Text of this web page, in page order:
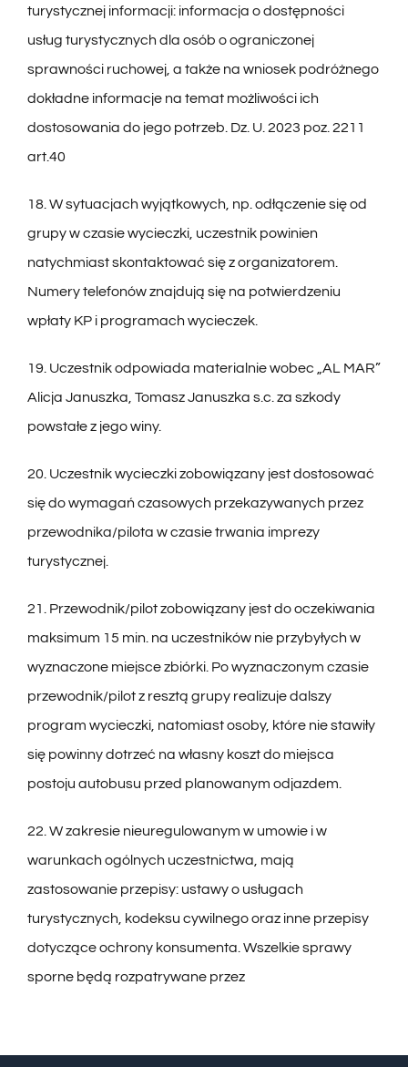
turystycznej informacji: informacja o dostępności
usług turystycznych dla osób o ograniczonej
sprawności ruchowej, a także na wniosek podróżnego
dokładne informacje na temat możliwości ich
dostosowania do jego potrzeb. Dz. U. 2023 poz. 2211
art.40
18. W sytuacjach wyjątkowych, np. odłączenie się od
grupy w czasie wycieczki, uczestnik powinien
natychmiast skontaktować się z organizatorem.
Numery telefonów znajdują się na potwierdzeniu
wpłaty KP i programach wycieczek.
19. Uczestnik odpowiada materialnie wobec „AL MAR”
Alicja Januszka, Tomasz Januszka s.c. za szkody
powstałe z jego winy.
20. Uczestnik wycieczki zobowiązany jest dostosować
się do wymagań czasowych przekazywanych przez
przewodnika/pilota w czasie trwania imprezy
turystycznej.
21. Przewodnik/pilot zobowiązany jest do oczekiwania
maksimum 15 min. na uczestników nie przybyłych w
wyznaczone miejsce zbiórki. Po wyznaczonym czasie
przewodnik/pilot z resztą grupy realizuje dalszy
program wycieczki, natomiast osoby, które nie stawiły
się powinny dotrzeć na własny koszt do miejsca
postoju autobusu przed planowanym odjazdem.
22. W zakresie nieuregulowanym w umowie i w
warunkach ogólnych uczestnictwa, mają
zastosowanie przepisy: ustawy o usługach
turystycznych, kodeksu cywilnego oraz inne przepisy
dotyczące ochrony konsumenta. Wszelkie sprawy
sporne będą rozpatrywane przez